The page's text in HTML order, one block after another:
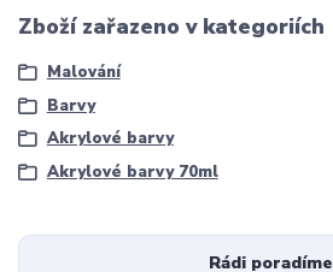
Zboží zařazeno v kategoriích
Malování
Barvy
Akrylové barvy
Akrylové barvy 70ml
Rádi poradíme